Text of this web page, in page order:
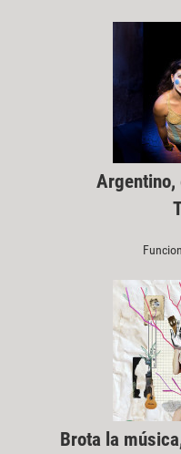
Argentino,
Brota la